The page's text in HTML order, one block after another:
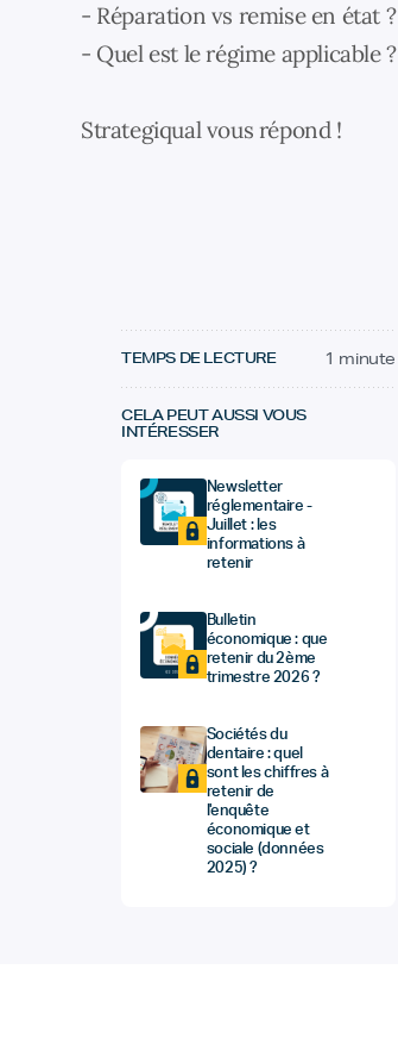
- Réparation vs remise en état ?
- Quel est le régime applicable ?
Strategiqual vous répond !
TEMPS DE LECTURE 1 minute
CELA PEUT AUSSI VOUS
INTÉRESSER
Newsletter
réglementaire -
Juillet : les
informations à
retenir
Bulletin
économique : que
retenir du 2ème
trimestre 2026 ?
Sociétés du
dentaire : quel
sont les chiffres à
retenir de
l'enquête
économique et
sociale (données
2025) ?